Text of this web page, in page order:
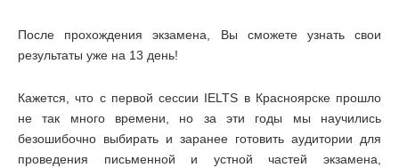
После прохождения экзамена, Вы сможете узнать свои
результаты уже на 13 день!
Кажется, что с первой сессии IELTS в Красноярске прошло
не так много времени, но за эти годы мы научились
безошибочно выбирать и заранее готовить аудитории для
проведения письменной и устной частей экзамена,